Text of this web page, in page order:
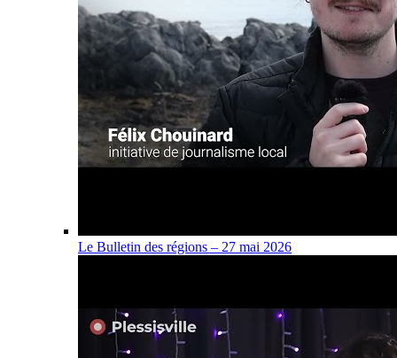
Le Bulletin des régions – 27 mai 2026